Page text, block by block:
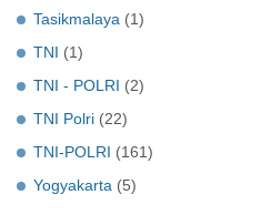
Tasikmalaya (1)
TNI (1)
TNI - POLRI (2)
TNI Polri (22)
TNI-POLRI (161)
Yogyakarta (5)